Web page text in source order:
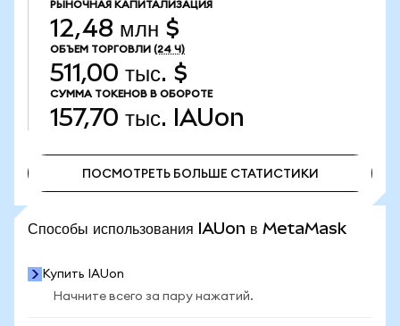
РЫНОЧНАЯ КАПИТАЛИЗАЦИЯ
12,48 млн $
ОБЪЕМ ТОРГОВЛИ (24 Ч)
511,00 тыс. $
СУММА ТОКЕНОВ В ОБОРОТЕ
157,70 тыс. IAUon
ПОСМОТРЕТЬ БОЛЬШЕ СТАТИСТИКИ
Способы использования IAUon в MetaMask
Купить IAUon
Начните всего за пару нажатий.